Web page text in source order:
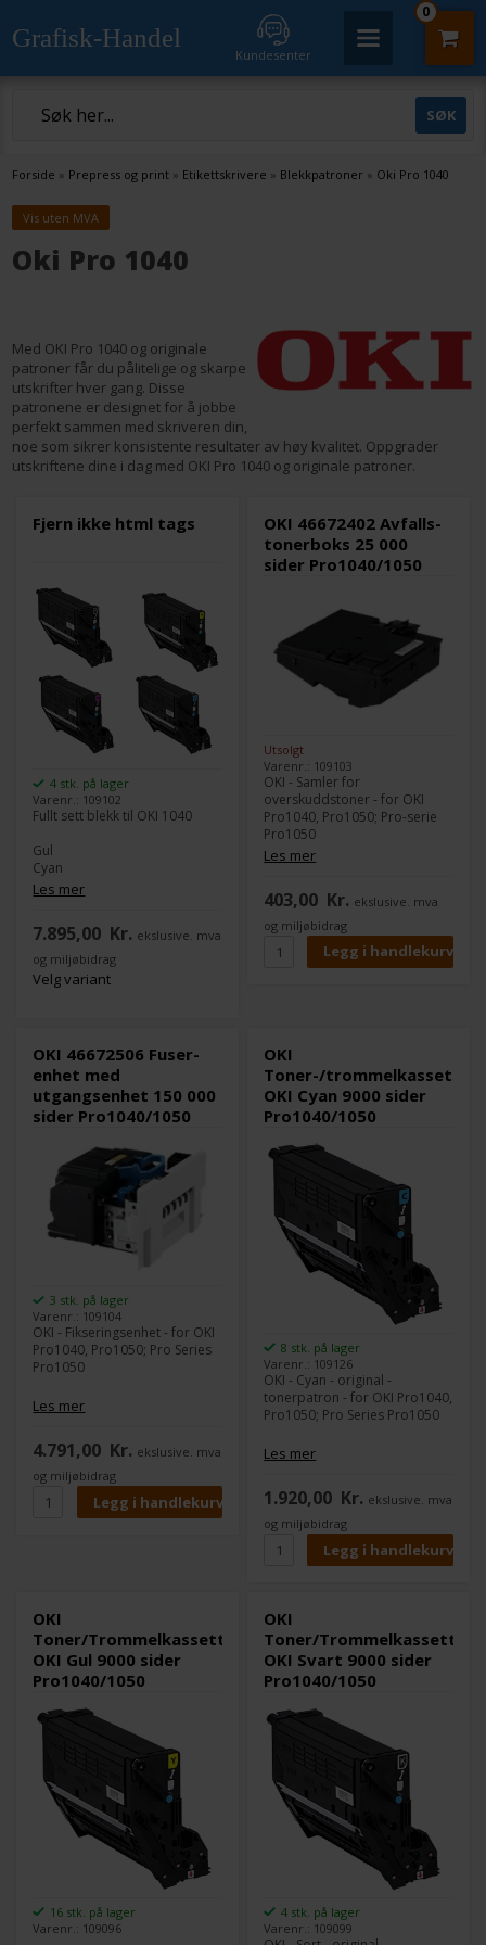
Grafisk-Handel
Kundesenter
0
Forside » Prepress og print » Etikettskrivere » Blekkpatroner » Oki Pro 1040
Vis uten MVA
Oki Pro 1040
Med OKI Pro 1040 og originale
patroner får du pålitelige og skarpe
utskrifter hver gang. Disse
patronene er designet for å jobbe
perfekt sammen med skriveren din,
noe som sikrer konsistente resultater av høy kvalitet. Oppgrader
utskriftene dine i dag med OKI Pro 1040 og originale patroner.
Fjern ikke html tags
4 stk. på lager
Varenr.: 109102
Fullt sett blekk til OKI 1040
Gul
Cyan
Magenta
Svart
Les mer
7.895,00 Kr. ekslusive. mva
og miljøbidrag
Velg variant
OKI 46672402 Avfalls-
tonerboks 25 000
sider Pro1040/1050
Utsolgt
Varenr.: 109103
OKI - Samler for
overskuddstoner - for OKI
Pro1040, Pro1050; Pro-serie
Pro1050
Les mer
403,00 Kr. ekslusive. mva
og miljøbidrag
OKI 46672506 Fuser-
enhet med
utgangsenhet 150 000
sider Pro1040/1050
3 stk. på lager
Varenr.: 109104
OKI - Fikseringsenhet - for OKI
Pro1040, Pro1050; Pro Series
Pro1050
Les mer
4.791,00 Kr. ekslusive. mva
og miljøbidrag
OKI
Toner-/trommelkassett
OKI Cyan 9000 sider
Pro1040/1050
8 stk. på lager
Varenr.: 109126
OKI - Cyan - original -
tonerpatron - for OKI Pro1040,
Pro1050; Pro Series Pro1050
OKI - Cyan - original -
tonerkassett - for OKI
Pro1050
Les mer
1.920,00 Kr. ekslusive. mva
og miljøbidrag
OKI
Toner/Trommelkassett
OKI Gul 9000 sider
Pro1040/1050
16 stk. på lager
Varenr.: 109096
OKI
Toner/Trommelkassett
OKI Svart 9000 sider
Pro1040/1050
4 stk. på lager
Varenr.: 109099